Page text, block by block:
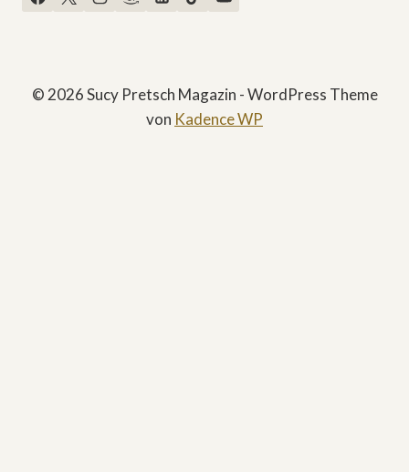
© 2026 Sucy Pretsch Magazin - WordPress Theme
von Kadence WP